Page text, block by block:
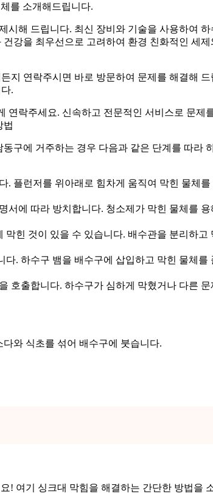
를 소개해드립니다.
시해 드립니다. 최신 장비와 기술을 사용하여 하
강을 최우선으로 고려하여 환경 친화적인 세제
지 연락주시면 바로 방문하여 문제를 해결해 드
.
연락주세요. 신속하고 전문적인 서비스로 문제
법
구에 거주하는 경우 다음과 같은 단계를 따라
. 플런저를 위아래로 힘차게 움직여 막힌 물체를
서에 따라 방치합니다. 청소제가 막힌 물체를 용
힌 것이 있을 수 있습니다. 배수관을 분리하고
. 하수구 뱀을 배수구에 삽입하고 막힌 물체를
호출합니다. 하수구가 심하게 막혔거나 다른 문
와 식초를 섞어 배수구에 붓습니다.
! 여기 싱크대 막힘을 해결하는 간단한 방법을